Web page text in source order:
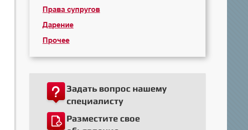
Права супругов
Дарение
Прочее
Задать вопрос нашему
специалисту
Разместите свое